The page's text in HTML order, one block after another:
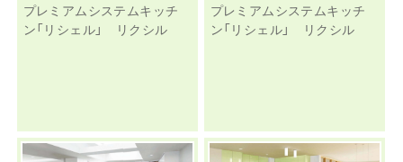
プレミアムシステムキッチ
ン「リシェル」 リクシル
プレミアムシステムキッチ
ン「リシェル」 リクシル